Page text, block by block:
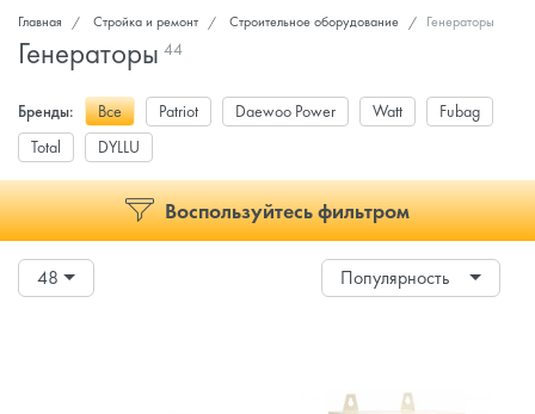
Главная Стройка и ремонт Строительное оборудование Генераторы
Генераторы 44
Бренды: Все Patriot Daewoo Power Watt
Fubag
Total
DYLLU
Воспользуйтесь фильтром
48 Популярность